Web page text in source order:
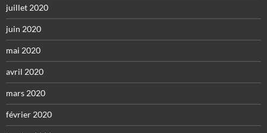
juillet 2020
juin 2020
mai 2020
avril 2020
mars 2020
février 2020